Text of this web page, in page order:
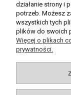
działanie strony i
potrzeb. Możesz
wszystkich tych
plików do swoich
Więcej o plikach
prywatności.